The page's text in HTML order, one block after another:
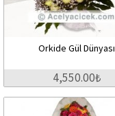
Orkide Gül Dünyası
4,550.00₺